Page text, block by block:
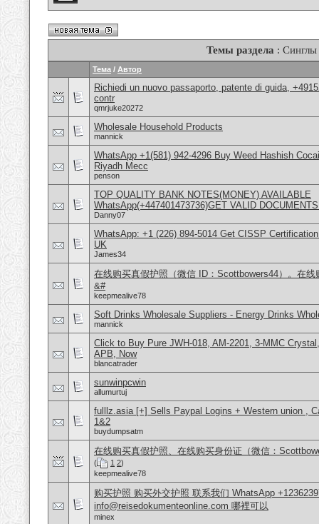
Темы раздела : Синглы
Тема / Автор
Richiedi un nuovo passaporto, patente di guida,
contr
qmrjuke20272
Wholesale Household Products
mannick
WhatsApp +1(581) 942-4296 Buy Weed Hashish
Riyadh Mecc
penson
TOP QUALITY BANK NOTES(MONEY) AVAILABLE
WhatsApp(+447401473736)GET VALID
Danny07
WhatsApp: +1 (226) 894-5014​ Get CISSP
UK
James34
在线购买真假护照（微信 ID：Scottbowers44）。在
&#
keepmealive78
Soft Drinks Wholesale Suppliers - Energy Drinks
mannick
Click to Buy Pure JWH-018, AM-2201, 3-MMC
APB, Now
blancatrader
sunwinpcwin
allumurtuj
fulllz.asia [+] Sells Paypal Logins + Western union ,
1&2
buydumpsatm
在线购买真假护照、在线购买身份证（微信：
( 1 2)
keepmealive78
购买护照 购买外交护照 联系我们 WhatsApp
info@reisedokumenteonline.com 哪裡可以
minex